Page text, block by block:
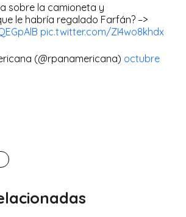
sobre la camioneta y
le habría regalado Farfán? –>
pic.twitter.com/ZI4wo8khdx
(@rpanamericana) octubre